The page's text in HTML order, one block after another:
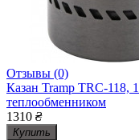
Отзывы (0)
Казан Tramp TRC-118,
теплообменником
1310 ₴
Купить